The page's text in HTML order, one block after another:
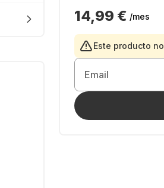
14,99 € /mes
Este producto
Email